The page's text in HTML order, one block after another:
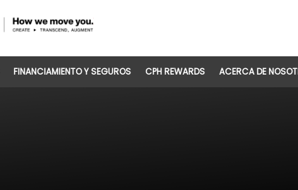
FINANCIAMIENTO Y SEGUROS CPH REWARDS ACERCA DE